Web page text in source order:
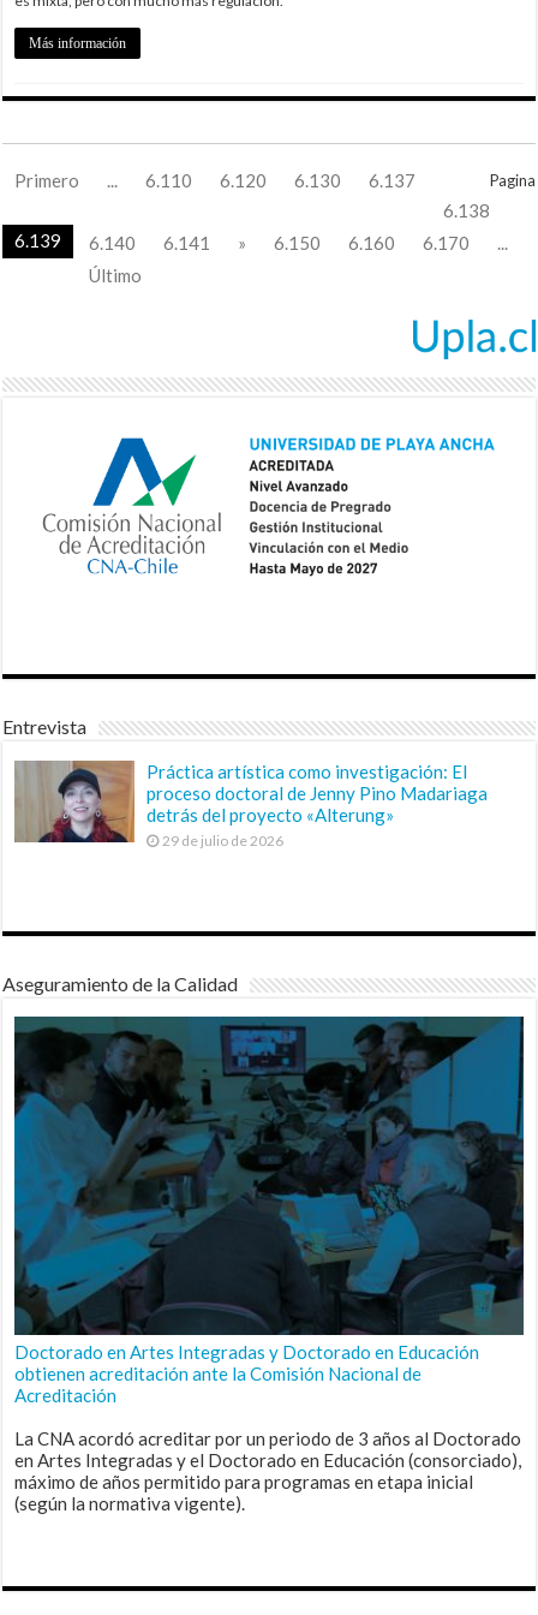
Más información
Pagina
Primero 6.110 6.120 6.130
6.137
6.138
6.139
6.140 6.141 » 6.150 6.160 6.170
Último
Entrevista
Práctica artística como investigación: El
proceso doctoral de Jenny Pino Madariaga
detrás del proyecto «Alterung»
29 de julio de 2026
Aseguramiento de la Calidad
Doctorado en Artes Integradas y Doctorado en Educación
obtienen acreditación ante la Comisión Nacional de
Acreditación
La CNA acordó acreditar por un periodo de 3 años al Doctorado
en Artes Integradas y el Doctorado en Educación (consorciado),
máximo de años permitido para programas en etapa inicial
(según la normativa vigente).